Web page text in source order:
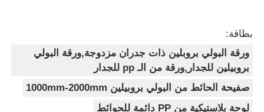
بطاقة:
ورقة البولي بروبلين ذات جدران مزدوجة,ورقة البولي
بروبيلين للجدار,ورقة من الـ pp للجدار
صفيحة الحائط من البولي بروبيلين 1000mm-2000mm
لوحة بلاستيكية من PP دائمة للحوائط